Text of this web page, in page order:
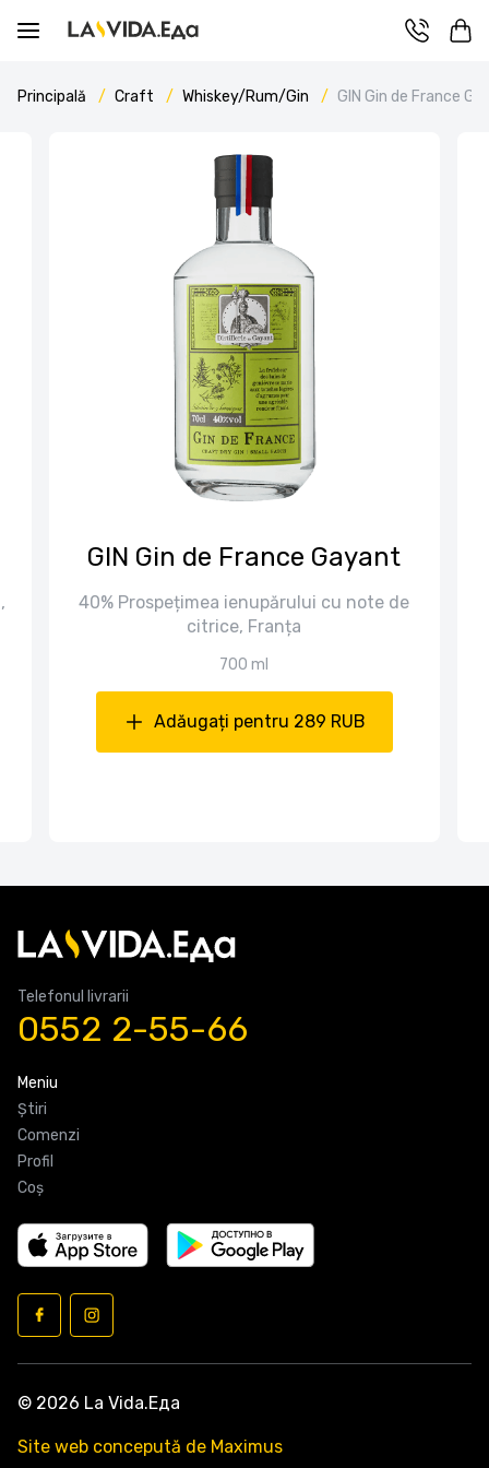
Principală Craft Whiskey/Rum/Gin GIN Gin de France
GIN Gin de France Gayant
40% Prospețimea ienupărului cu note de
citrice, Franța
700 ml
Adăugați pentru 289 RUB
Telefonul livrarii
0552 2-55-66
Meniu
Știri
Comenzi
Profil
Coş
© 2026 La Vida.Еда
Site web concepută de Maximus